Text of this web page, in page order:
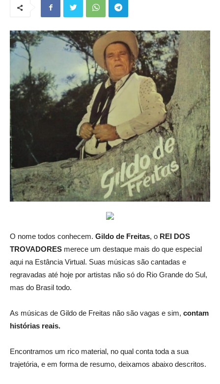
O nome todos conhecem. Gildo de Freitas, o REI DOS
TROVADORES merece um destaque mais do que especial
aqui na Estância Virtual. Suas músicas são cantadas e
regravadas até hoje por artistas não só do Rio Grande do Sul,
mas do Brasil todo.
As músicas de Gildo de Freitas não são vagas e sim, contam
histórias reais.
Encontramos um rico material, no qual conta toda a sua
trajetória, e em forma de resumo, deixamos abaixo descritos.